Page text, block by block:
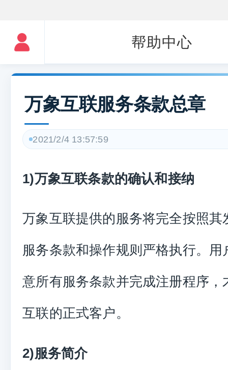
帮助中心
万象互联服务条款总章
2021/2/4 13:57:59
1)万象互联条款的确认和接纳
万象互联提供的服务将完全按照其
服务条款和操作规则严格执行。用
意所有服务条款并完成注册程序，
互联的正式客户。
2)服务简介